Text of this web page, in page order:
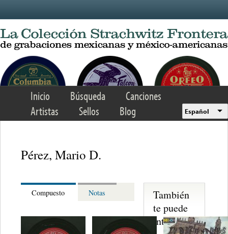
Inicio Búsqueda
Canciones
Artistas
Sellos Blog Español
Pérez, Mario D.
Compuesto Notas
También
te puede
interesar...